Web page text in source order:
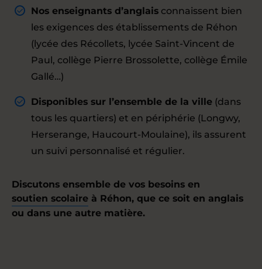
Nos enseignants d’anglais connaissent bien
les exigences des établissements de Réhon
(lycée des Récollets, lycée Saint-Vincent de
Paul, collège Pierre Brossolette, collège Émile
Gallé…)
Disponibles sur l’ensemble de la ville (dans
tous les quartiers) et en périphérie (Longwy,
Herserange, Haucourt-Moulaine), ils assurent
un suivi personnalisé et régulier.
Discutons ensemble de vos besoins en
soutien scolaire à Réhon, que ce soit en anglais
ou dans une autre matière.